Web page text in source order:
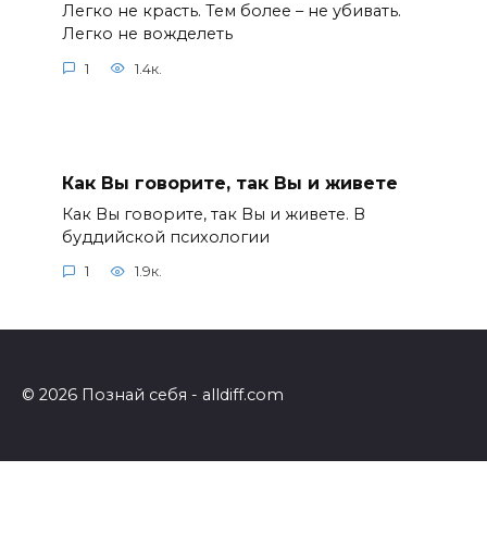
Легко не красть. Тем более – не убивать.
Легко не вожделеть
1 1.4к.
Как Вы говорите, так Вы и живете
Как Вы говорите, так Вы и живете. В
буддийской психологии
1 1.9к.
© 2026 Познай себя - alldiff.com